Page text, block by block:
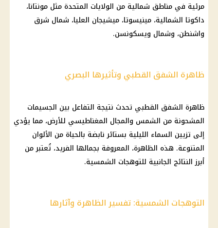
مرئية في مناطق شمالية من الولايات المتحدة مثل مونتانا،
داكوتا الشمالية، مينيسوتا، ميشيجان العليا، شمال شرق
واشنطن، وشمال ويسكونسن.
ظاهرة الشفق القطبي وتأثيرها البصري
ظاهرة الشفق القطبي تحدث نتيجة التفاعل بين الجسيمات
المشحونة من الشمس والمجال المغناطيسي للأرض، مما يؤدي
إلى تزيين السماء الليلية بستائر نابضة بالحياة من الألوان
المتنوعة. هذه الظاهرة، المعروفة بجمالها الفريد، تُعتبر من
أبرز النتائج الجانبية للتوهجات الشمسية.
التوهجات الشمسية: تفسير الظاهرة وآثارها